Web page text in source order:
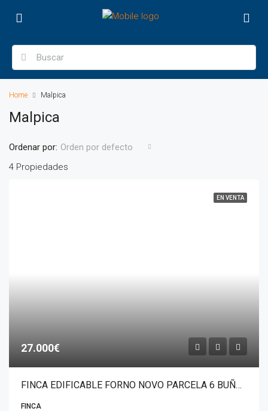
Home Malpica
Malpica
4 Propiedades
Ordenar por: Orden por defecto
EN VENTA
27.000€
FINCA EDIFICABLE FORNO NOVO PARCELA 6 BUÑO-MALPICA
FINCA